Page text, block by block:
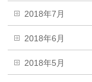
2018年7月
2018年6月
2018年5月